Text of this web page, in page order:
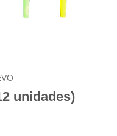
unidades)